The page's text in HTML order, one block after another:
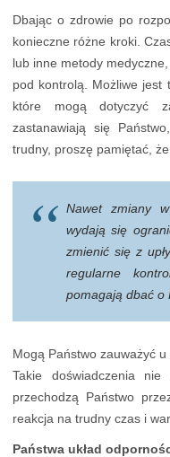
Dbając o zdrowie po
konieczne różne kroki.
lub inne metody
pod kontrolą. Możliwe jest
które mogą dotyczyć
zastanawiają się
trudny, proszę pamiętać,
Nawet zmiany
wydają się
zmienić się z
regularne
pomagają dbać o
Mogą Państwo zauważyć
Takie doświadczenia
przechodzą Państwo
reakcja na trudny czas i
Państwa układ